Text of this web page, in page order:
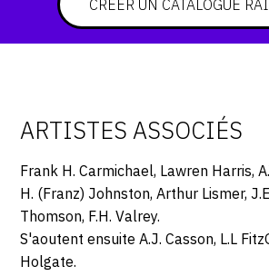
TWITTER
PINTEREST
CRÉER UN CATALOGUE
ARTISTES ASSOCIÉS
Frank H. Carmichael, Lawren Harris,
H. (Franz) Johnston, Arthur Lismer,
Thomson, F.H. Valrey.
S'aoutent ensuite A.J. Casson, L.L
Holgate.